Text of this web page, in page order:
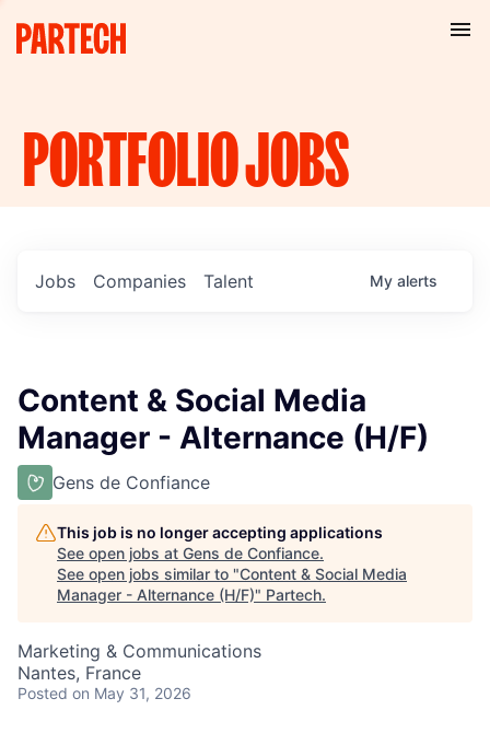
PORTFOLIOJOBS
Jobs Companies Talent My alerts
Content & Social Media
Manager - Alternance (H/F)
Gens de Confiance
This job is no longer accepting applications
See open jobs at Gens de Confiance.
See open jobs similar to "Content & Social Media
Manager - Alternance (H/F)" Partech.
Marketing & Communications
Nantes, France
Posted on May 31, 2026